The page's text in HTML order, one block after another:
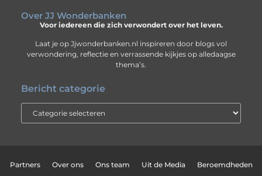
Over JJ Wonderbanken
Voor iedereen die zich verwondert over het leven.
Laat je op Jjwonderbanken.nl inspireren door blogs vol
verwondering, reflectie en verrassende kijkjes op alledaagse
thema’s.
Bericht categorie
Partners Over ons Ons team Uit de Media Beroemdheden